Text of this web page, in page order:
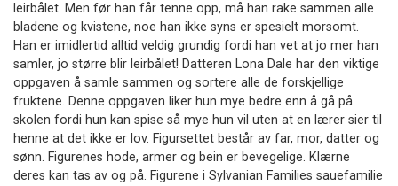
leirbålet. Men før han får tenne opp, må han rake sammen alle
bladene og kvistene, noe han ikke syns er spesielt morsomt.
Han er imidlertid alltid veldig grundig fordi han vet at jo mer han
samler, jo større blir leirbålet! Datteren Lona Dale har den viktige
oppgaven å samle sammen og sortere alle de forskjellige
fruktene. Denne oppgaven liker hun mye bedre enn å gå på
skolen fordi hun kan spise så mye hun vil uten at en lærer sier til
henne at det ikke er lov. Figursettet består av far, mor, datter og
sønn. Figurenes hode, armer og bein er bevegelige. Klærne
deres kan tas av og på. Figurene i Sylvanian Families sauefamilie